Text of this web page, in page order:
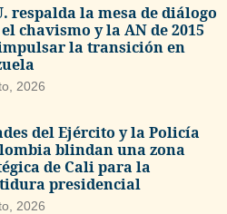
respalda la mesa de diálogo
chavismo y la AN de 2015
la transición en
2026
del Ejército y la Policía
blindan una zona
de Cali para la
presidencial
2026